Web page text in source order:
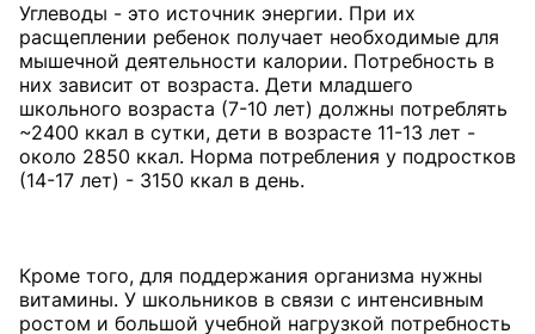
Углеводы - это источник энергии. При их
расщеплении ребенок получает необходимые для
мышечной деятельности калории. Потребность в
них зависит от возраста. Дети младшего
школьного возраста (7-10 лет) должны потреблять
~2400 ккал в сутки, дети в возрасте 11-13 лет -
около 2850 ккал. Норма потребления у подростков
(14-17 лет) - 3150 ккал в день.
Кроме того, для поддержания организма нужны
витамины. У школьников в связи с интенсивным
ростом и большой учебной нагрузкой потребность